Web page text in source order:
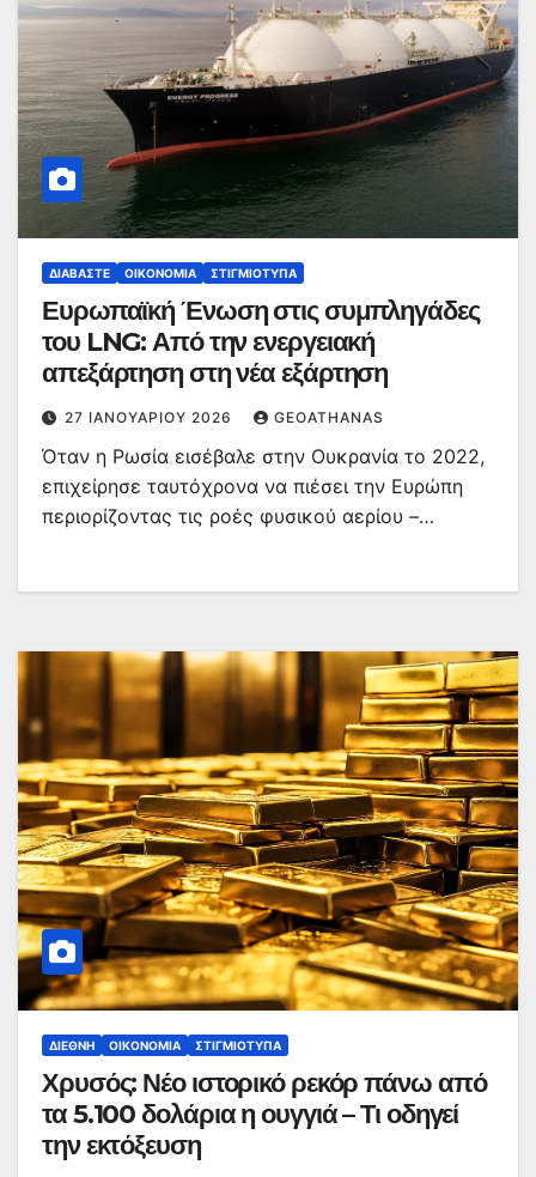
ΔΙΑΒΆΣΤΕ ΟΙΚΟΝΟΜΊΑ ΣΤΙΓΜΙΌΤΥΠΑ
Ευρωπαϊκή Ένωση στις συμπληγάδες
του LNG: Από την ενεργειακή
απεξάρτηση στη νέα εξάρτηση
27 ΙΑΝΟΥΑΡΊΟΥ 2026 GEOATHANAS
Όταν η Ρωσία εισέβαλε στην Ουκρανία το 2022,
επιχείρησε ταυτόχρονα να πιέσει την Ευρώπη
περιορίζοντας τις ροές φυσικού αερίου –…
ΔΙΕΘΝΉ ΟΙΚΟΝΟΜΊΑ ΣΤΙΓΜΙΌΤΥΠΑ
Χρυσός: Νέο ιστορικό ρεκόρ πάνω από
τα 5.100 δολάρια η ουγγιά – Τι οδηγεί
την εκτόξευση